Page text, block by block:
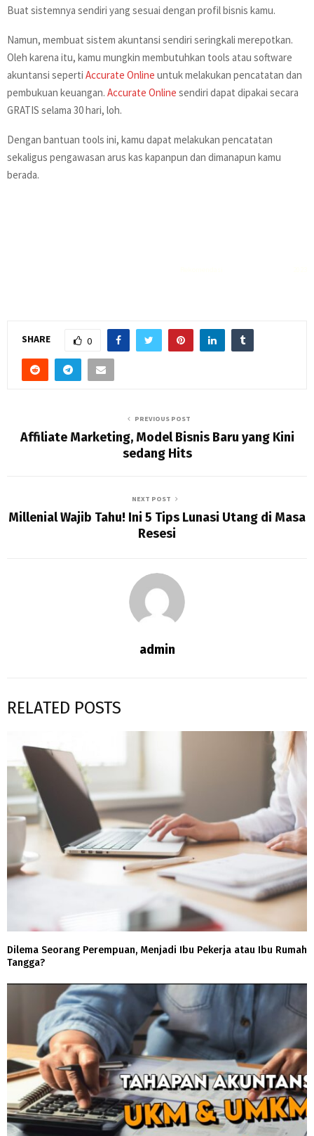
Buat sistemnya sendiri yang sesuai dengan profil bisnis kamu.
Namun, membuat sistem akuntansi sendiri seringkali merepotkan.
Oleh karena itu, kamu mungkin membutuhkan tools atau software
akuntansi seperti Accurate Online untuk melakukan pencatatan dan
pembukuan keuangan. Accurate Online sendiri dapat dipakai secara
GRATIS selama 30 hari, loh.
Dengan bantuan tools ini, kamu dapat melakukan pencatatan
sekaligus pengawasan arus kas kapanpun dan dimanapun kamu
berada.
SHARE 0
PREVIOUS POST
Affiliate Marketing, Model Bisnis Baru yang Kini
sedang Hits
NEXT POST
Millenial Wajib Tahu! Ini 5 Tips Lunasi Utang di Masa
Resesi
admin
RELATED POSTS
Dilema Seorang Perempuan, Menjadi Ibu Pekerja atau Ibu Rumah
Tangga?